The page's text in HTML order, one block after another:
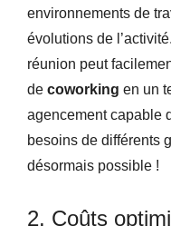
environnements de
évolutions de
réunion peut
de coworking en un
agencement capable
besoins de différents
désormais possible !
2. Coûts